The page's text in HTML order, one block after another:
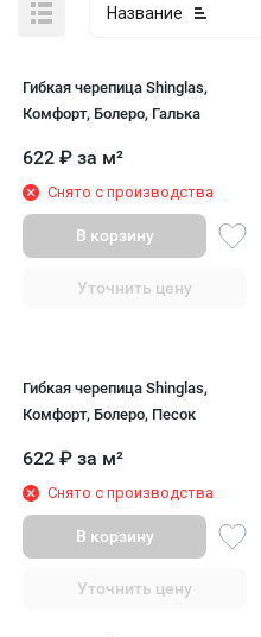
Название
Гибкая черепица Shinglas,
Комфорт, Болеро, Галька
622 ₽ за м²
Снято с производства
В корзину
Уточнить цену
Гибкая черепица Shinglas,
Комфорт, Болеро, Песок
622 ₽ за м²
Снято с производства
В корзину
Уточнить цену